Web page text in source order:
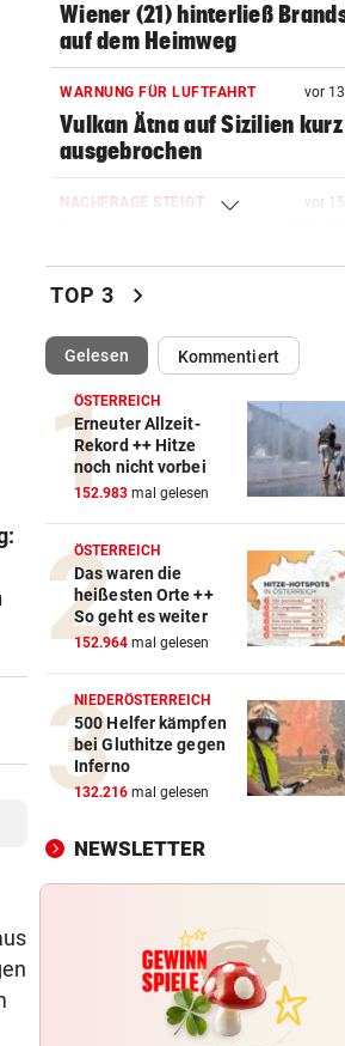
Wiener (21) hinterließ
auf dem Heimweg
WARNUNG FÜR LUFTFAHRT vor
Vulkan Ätna auf Sizilien kurz
ausgebrochen
NACHFRAGE STEIGT vor
Abnehmspritzen
Wien: 55-Jähriger bei
Wohnungsbrand gestorben
„MEIN BABY-GIRL“ vor
Jamie Olivers älteste Tochter
Poppy wird heiraten
Mercedes CLA schneller als
Model S Plaid!
RÜCKSCHLAG BEI MASTERS vor
Überraschung! Zverev
die Koffer packen
„SEHEN UNS AM 15.“ vor
Planen Migranten einen
500 STELLEN BETROFFEN
Linzer Tech-Firma hat
fast abgeschlossen
TOP 3 chevron_right
Gelesen(ausgewählt)Kommentiert
ÖSTERREICH
Erneuter Allzeit-
Rekord ++ Hitze
noch nicht vorbei
152.983 mal gelesen
ÖSTERREICH
Das waren die
heißesten Orte ++
So geht es weiter
152.964 mal gelesen
NIEDERÖSTERREICH
500 Helfer kämpfen
bei Gluthitze gegen
Inferno
132.216 mal gelesen
NEWSLETTER